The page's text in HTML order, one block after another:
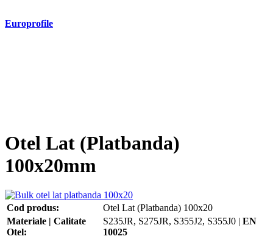
Europrofile
Otel Lat (Platbanda)
100x20mm
Cod produs:
Otel Lat (Platbanda) 100x20
Materiale | Calitate
Otel:
S235JR, S275JR, S355J2, S355J0 | EN
10025